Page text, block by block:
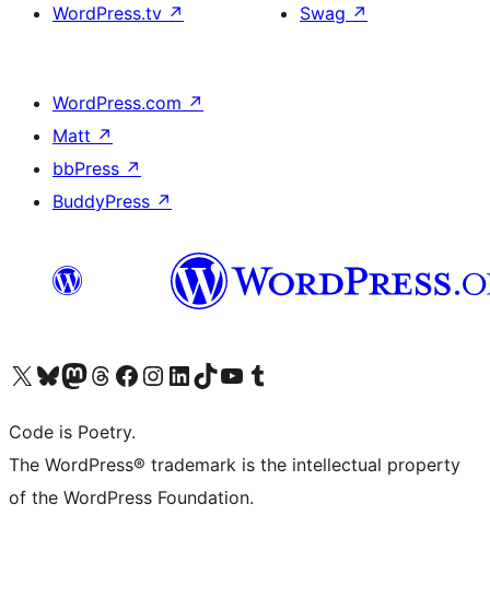
WordPress.tv ↗
Swag ↗
WordPress.com ↗
Matt ↗
bbPress ↗
BuddyPress ↗
ຢ້ຽມຊົມບັນຊີ X (ຊື່ເກົ່າ Twitter) ຂອງພວກເຮົາຢ້ຽມຊົມບັນຊີ Bluesky ຂອງພວກເຮົາຢ້ຽມຊົມບັນຊີ Mastodon ຂອງພວກເຮົາຢ້ຽມຊົມບັນຊີ Threads ຂອງພວກເຮົາຢ້ຽມຊົມໜ້າ Facebook ຂອງພວກເຮົາຢ້ຽມຊົມບັນຊີ Instagram ຂອງພວກເຮົາຢ້ຽມຊົມບັນຊີ LinkedIn ຂອງພວກເຮົາຢ້ຽມຊົມບັນຊີ TikTok ຂອງພວກເຮົາຢ້ຽມຊົມຊ່ອງ YouTube ຂອງພວກເຮົາຢ້ຽມຊົມບັນຊີ Tumblr ຂອງພວກເຮົາ
Code is Poetry.
The WordPress® trademark is the intellectual property
of the WordPress Foundation.